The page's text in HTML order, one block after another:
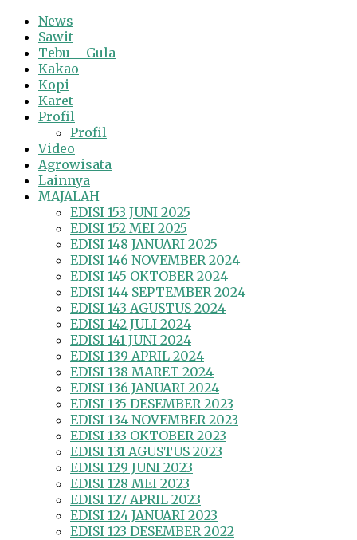
News
Sawit
Tebu – Gula
Kakao
Kopi
Karet
Profil
Profil
Video
Agrowisata
Lainnya
MAJALAH
EDISI 153 JUNI 2025
EDISI 152 MEI 2025
EDISI 148 JANUARI 2025
EDISI 146 NOVEMBER 2024
EDISI 145 OKTOBER 2024
EDISI 144 SEPTEMBER 2024
EDISI 143 AGUSTUS 2024
EDISI 142 JULI 2024
EDISI 141 JUNI 2024
EDISI 139 APRIL 2024
EDISI 138 MARET 2024
EDISI 136 JANUARI 2024
EDISI 135 DESEMBER 2023
EDISI 134 NOVEMBER 2023
EDISI 133 OKTOBER 2023
EDISI 131 AGUSTUS 2023
EDISI 129 JUNI 2023
EDISI 128 MEI 2023
EDISI 127 APRIL 2023
EDISI 124 JANUARI 2023
EDISI 123 DESEMBER 2022